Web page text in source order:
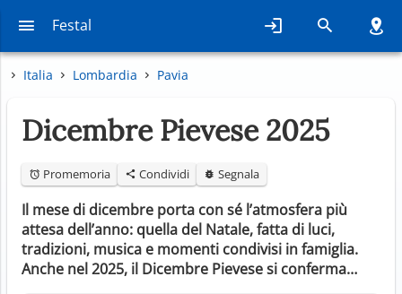
Festal
Italia Lombardia Pavia
Dicembre Pievese 2025
Promemoria Condividi Segnala
Il mese di dicembre porta con sé l’atmosfera più
attesa dell’anno: quella del Natale, fatta di luci,
tradizioni, musica e momenti condivisi in famiglia.
Anche nel 2025, il Dicembre Pievese si conferma…